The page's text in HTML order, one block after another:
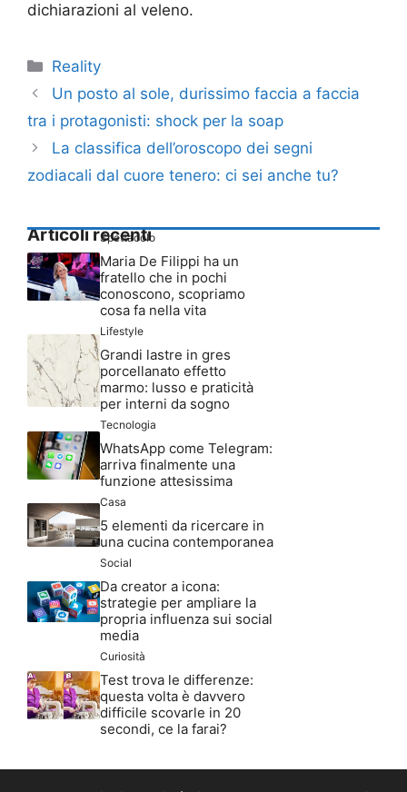
dichiarazioni al veleno.
Categorie
Reality
Un posto al sole, durissimo faccia a faccia
tra i protagonisti: shock per la soap
La classifica dell’oroscopo dei segni
zodiacali dal cuore tenero: ci sei anche tu?
Articoli recenti
Spettacolo
Maria De Filippi ha un
fratello che in pochi
conoscono, scopriamo
cosa fa nella vita
Lifestyle
Grandi lastre in gres
porcellanato effetto
marmo: lusso e praticità
per interni da sogno
Tecnologia
WhatsApp come Telegram:
arriva finalmente una
funzione attesissima
Casa
5 elementi da ricercare in
una cucina contemporanea
Social
Da creator a icona:
strategie per ampliare la
propria influenza sui social
media
Curiosità
Test trova le differenze:
questa volta è davvero
difficile scovarle in 20
secondi, ce la farai?